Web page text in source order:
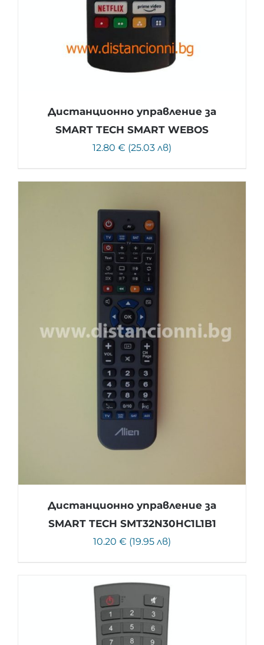
Дистанционно управление за
SMART TECH SMART WEBOS
12.80 € (25.03 лв)
Дистанционно управление за
SMART TECH SMT32N30HC1L1B1
10.20 € (19.95 лв)